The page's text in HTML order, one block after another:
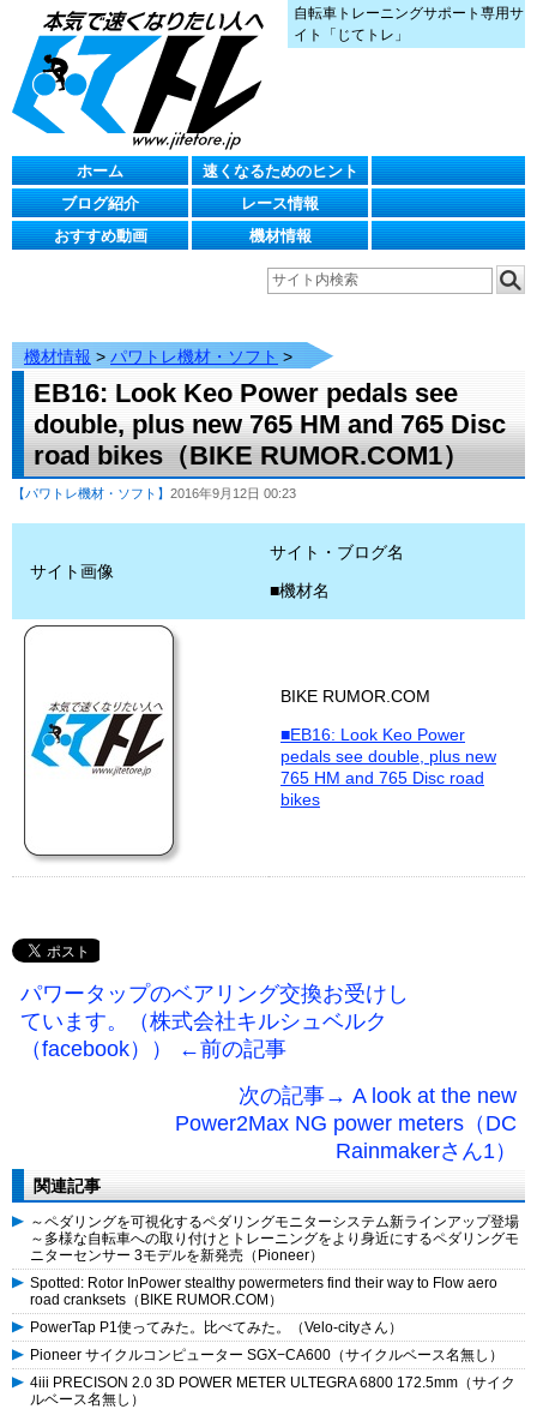
自転車トレーニングサポート専用サ
イト「じてトレ」
ホーム
速くなるためのヒント
ブログ紹介
レース情報
おすすめ動画
機材情報
機材情報 > パワトレ機材・ソフト >
EB16: Look Keo Power pedals see
double, plus new 765 HM and 765 Disc
road bikes（BIKE RUMOR.COM1）
【パワトレ機材・ソフト】 2016年9月12日 00:23
サイト画像
サイト・ブログ名
■機材名
BIKE RUMOR.COM
■EB16: Look Keo Power
pedals see double, plus new
765 HM and 765 Disc road
bikes
パワータップのベアリング交換お受けし
ています。（株式会社キルシュベルク
（facebook）） ←前の記事
次の記事→ A look at the new
Power2Max NG power meters（DC
Rainmakerさん1）
関連記事
～ペダリングを可視化するペダリングモニターシステム新ラインアップ登場
～多様な自転車への取り付けとトレーニングをより身近にするペダリングモ
ニターセンサー 3モデルを新発売（Pioneer）
Spotted: Rotor InPower stealthy powermeters find their way to Flow aero
road cranksets（BIKE RUMOR.COM）
PowerTap P1使ってみた。比べてみた。（Velo-cityさん）
Pioneer サイクルコンピューター SGX−CA600（サイクルベース名無し）
4iii PRECISON 2.0 3D POWER METER ULTEGRA 6800 172.5mm（サイク
ルベース名無し）